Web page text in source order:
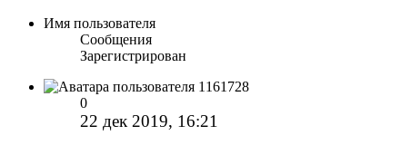
Имя пользователя
Сообщения
Зарегистрирован
1161728
0
22 дек 2019, 16:21